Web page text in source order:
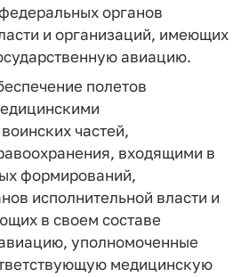
органов
и организаций, имеющих
авиацию.
полетов
частей,
входящими в
формирований,
исполнительной власти и
в своем составе
уполномоченные
медицинскую